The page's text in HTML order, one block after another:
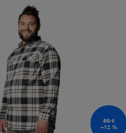
80 €
–12 %